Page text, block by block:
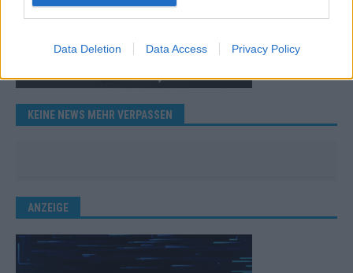
Data Deletion Data Access Privacy Policy
KEINE NEWS MEHR VERPASSEN
ANZEIGE